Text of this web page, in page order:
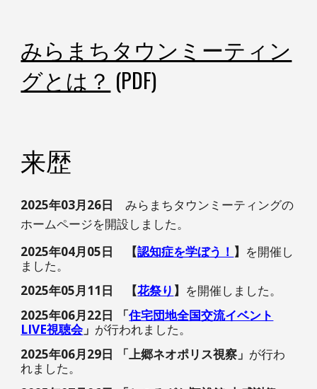
みらまちタウンミーティン
グとは？ (PDF)
来歴
2025年03月26日
みらまちタウンミーティングの
ホームページを開設しました。
2025年04月05日
【認知症を学ぼう！ 】 を開催し
ました。
2025年05月11日 【花祭り 】 を開催しました。
2025年06月22日 「住宅団地全国交流イベント
LIVE視聴会 」 が行われました。
2025年06月29日 「上郷ネオポリス視察」 が行わ
れました。